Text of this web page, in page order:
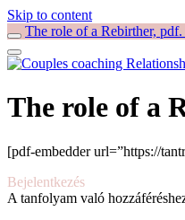
Skip to content
The role of a Rebirther,
The role of a
[pdf-embedder url=”https://
Bejelentkezés
A tanfolyam való